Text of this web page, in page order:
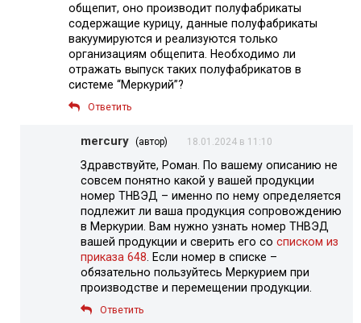
общепит, оно производит полуфабрикаты
содержащие курицу, данные полуфабрикаты
вакуумируются и реализуются только
организациям общепита. Необходимо ли
отражать выпуск таких полуфабрикатов в
системе “Меркурий”?
Ответить
mercury (автор) 18.01.2024 в 11:10
Здравствуйте, Роман. По вашему описанию не
совсем понятно какой у вашей продукции
номер ТНВЭД – именно по нему определяется
подлежит ли ваша продукция сопровождению
в Меркурии. Вам нужно узнать номер ТНВЭД
вашей продукции и сверить его со списком из
приказа 648 . Если номер в списке –
обязательно пользуйтесь Меркурием при
производстве и перемещении продукции.
Ответить